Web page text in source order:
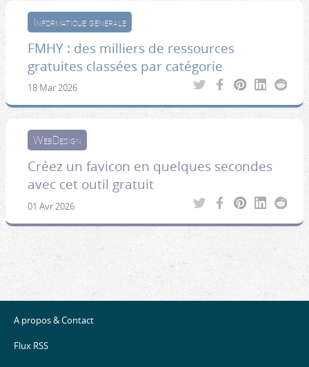
Informatique générale
FMHY : des milliers de ressources
gratuites classées par catégorie
18 Mar 2026
WebDesign
Créez un favicon en quelques secondes
avec cet outil gratuit
01 Avr 2026
A propos & Contact
Flux RSS